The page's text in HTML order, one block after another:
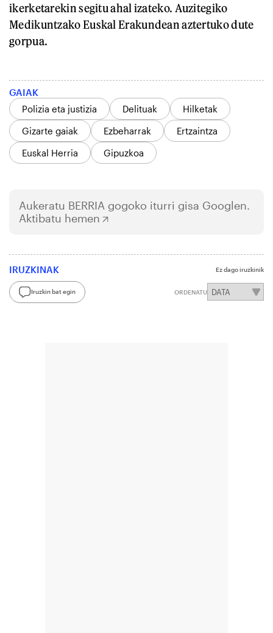
ikerketarekin segitu ahal izateko. Auzitegiko
Medikuntzako Euskal Erakundean aztertuko dute
gorpua.
GAIAK
Polizia eta justizia
Delituak
Hilketak
Gizarte gaiak
Ezbeharrak
Ertzaintza
Euskal Herria
Gipuzkoa
Aukeratu BERRIA gogoko iturri gisa Googlen.
Aktibatu hemen
IRUZKINAK Ez dago iruzkinik
Iruzkin bat egin ORDENATU